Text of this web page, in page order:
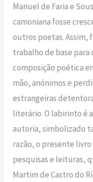
Manuel de Faria e
camoniana fosse
outros poetas. Assim,
trabalho de base para
composição poética
mão, anónimos e
estrangeiras
literário. O labirinto é
autoria, simbolizado
razão, o presente
pesquisas e leituras,
Martim de Castro do